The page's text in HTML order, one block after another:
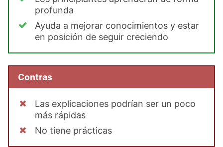
profunda
Ayuda a mejorar conocimientos y estar
en posición de seguir creciendo
Contras
Las explicaciones podrían ser un poco
más rápidas
No tiene prácticas